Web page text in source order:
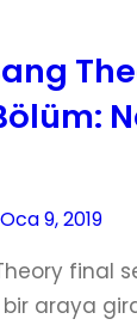
Oca 9, 2019
final
araya